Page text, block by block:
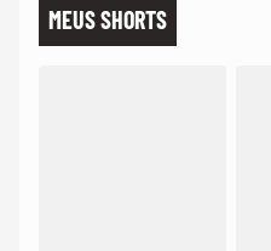
MEUS SHORTS